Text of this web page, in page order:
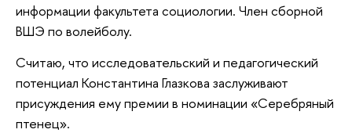
информации факультета социологии. Член сборной
ВШЭ по волейболу.
Считаю, что исследовательский и педагогический
потенциал Константина Глазкова заслуживают
присуждения ему премии в номинации «Серебряный
птенец».